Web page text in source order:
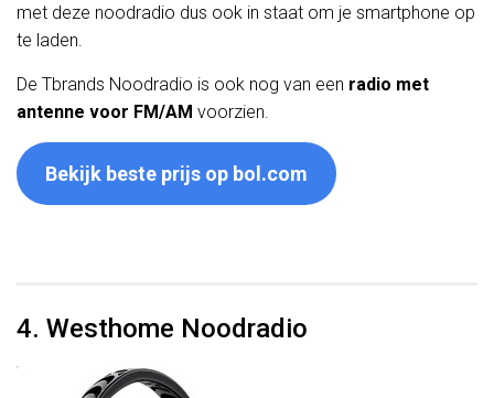
met deze noodradio dus ook in staat om je smartphone op
te laden.
De Tbrands Noodradio is ook nog van een radio met
antenne voor FM/AM voorzien.
Bekijk beste prijs op bol.com
4. Westhome Noodradio